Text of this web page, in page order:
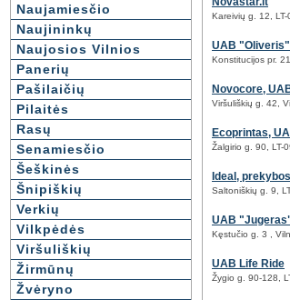
Naujamiesčio
Naujininkų
Naujosios Vilnios
Panerių
Pašilaičių
Pilaitės
Rasų
Senamiesčio
Šeškinės
Šnipiškių
Verkių
Vilkpėdės
Viršuliškių
Žirmūnų
Žvėryno
Kareivių g. 12,
UAB "Oliveris"
Konstitucijos pr.
Novocore,
Viršuliškių g. 42,
Ecoprintas,
Žalgirio g. 90, LT-
Ideal,
Saltoniškių g. 9,
UAB
Kęstučio g. 3 ,
UAB Life Ride
Žygio g. 90-128,